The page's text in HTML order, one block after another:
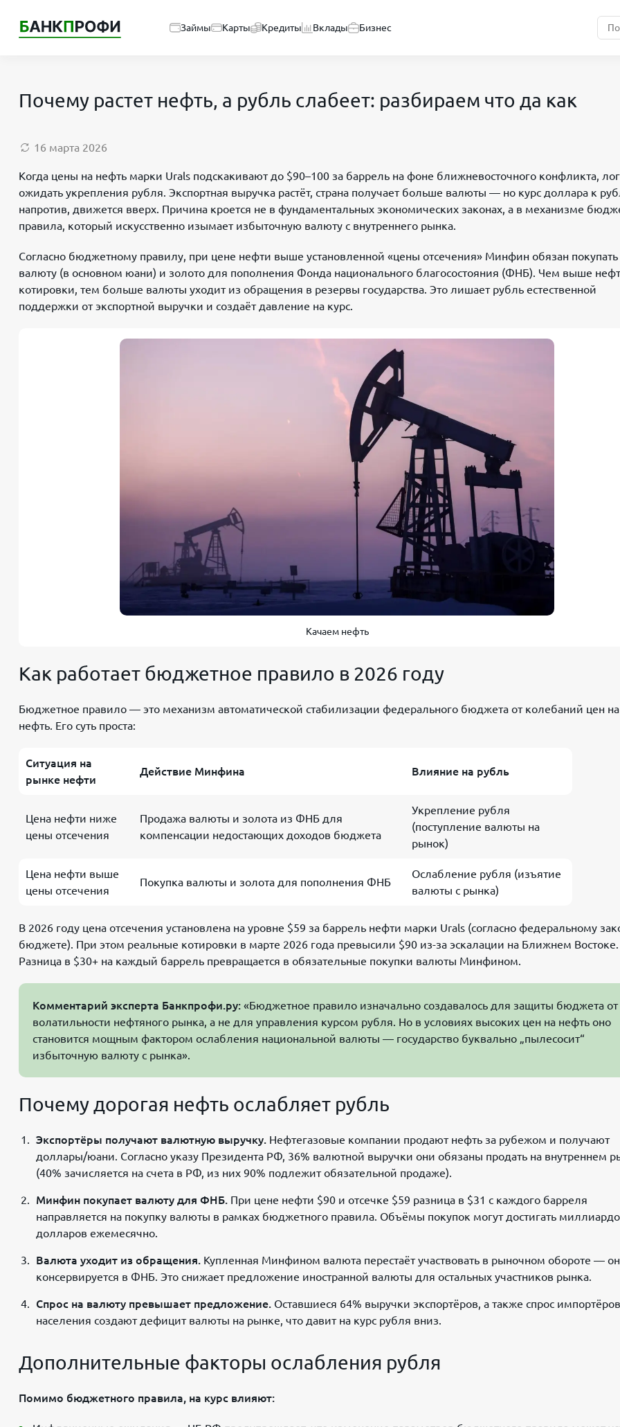
Займы Карты Кредиты Вклады Бизнес
Почему растет нефть, а рубль слабеет: разбираем что да как
16 марта 2026
Когда цены на нефть марки Urals подскакивают до $90–100 за баррель на фоне ближневосточного конфликта,
ожидать укрепления рубля. Экспортная выручка растёт, страна получает больше валюты — но курс доллара к
напротив, движется вверх. Причина кроется не в фундаментальных экономических законах, а в механизме
правила, который искусственно изымает избыточную валюту с внутреннего рынка.
Согласно бюджетному правилу, при цене нефти выше установленной «цены отсечения» Минфин обязан покупать
валюту (в основном юани) и золото для пополнения Фонда национального благосостояния (ФНБ). Чем выше
котировки, тем больше валюты уходит из обращения в резервы государства. Это лишает рубль естественной
поддержки от экспортной выручки и создаёт давление на курс.
Качаем нефть
Как работает бюджетное правило в 2026 году
Бюджетное правило — это механизм автоматической стабилизации федерального бюджета от колебаний цен на
нефть. Его суть проста:
Ситуация на
рынке нефти
Действие Минфина Влияние на рубль
Цена нефти ниже
цены отсечения
Продажа валюты и золота из ФНБ для
компенсации недостающих доходов бюджета
Укрепление рубля
(поступление валюты на
рынок)
Цена нефти выше
цены отсечения
Покупка валюты и золота для пополнения ФНБ
Ослабление рубля (изъятие
валюты с рынка)
В 2026 году цена отсечения установлена на уровне $59 за баррель нефти марки Urals (согласно федеральному
бюджете). При этом реальные котировки в марте 2026 года превысили $90 из-за эскалации на Ближнем Востоке.
Разница в $30+ на каждый баррель превращается в обязательные покупки валюты Минфином.
Комментарий эксперта Банкпрофи.ру: «Бюджетное правило изначально создавалось для защиты бюджета от
волатильности нефтяного рынка, а не для управления курсом рубля. Но в условиях высоких цен на нефть оно
становится мощным фактором ослабления национальной валюты — государство буквально „пылесосит“
избыточную валюту с рынка».
Почему дорогая нефть ослабляет рубль
Экспортёры получают валютную выручку. Нефтегазовые компании продают нефть за рубежом и получают
доллары/юани. Согласно указу Президента РФ, 36% валютной выручки они обязаны продать на внутреннем
(40% зачисляется на счета в РФ, из них 90% подлежит обязательной продаже).
Минфин покупает валюту для ФНБ. При цене нефти $90 и отсечке $59 разница в $31 с каждого барреля
направляется на покупку валюты в рамках бюджетного правила. Объёмы покупок могут достигать
долларов ежемесячно.
Валюта уходит из обращения. Купленная Минфином валюта перестаёт участвовать в рыночном обороте —
консервируется в ФНБ. Это снижает предложение иностранной валюты для остальных участников рынка.
Спрос на валюту превышает предложение. Оставшиеся 64% выручки экспортёров, а также спрос
населения создают дефицит валюты на рынке, что давит на курс рубля вниз.
Дополнительные факторы ослабления рубля
Помимо бюджетного правила, на курс влияют: